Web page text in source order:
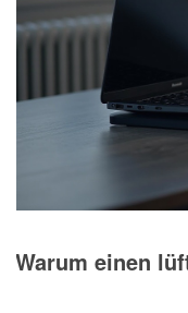
Warum einen